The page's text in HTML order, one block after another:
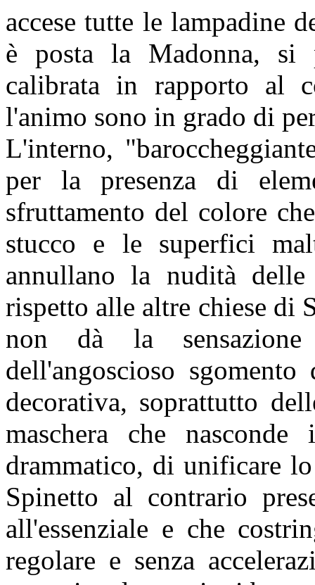
accese tutte le lampadine
è posta la Madonna, si
calibrata in rapporto al
l'animo sono in grado di
L'interno,
per la presenza di
sfruttamento del colore
stucco e le superfici
annullano la nudità
rispetto alle altre chiese di
non dà la
dell'angoscioso
decorativa, soprattutto
maschera che
drammatico, di unificare
Spinetto al contrario
all'essenziale e che
regolare e senza